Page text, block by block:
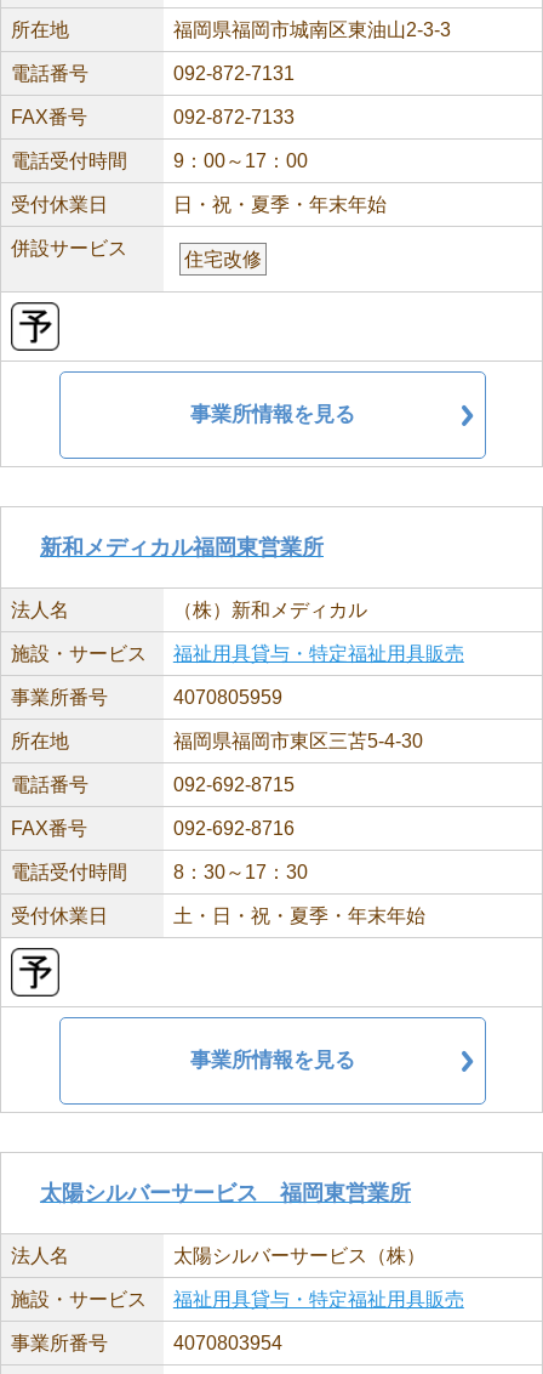
所在地 福岡県福岡市城南区東油山2-3-3
電話番号 092-872-7131
FAX番号 092-872-7133
電話受付時間 9：00～17：00
受付休業日 日・祝・夏季・年末年始
併設サービス
住宅改修
事業所情報を見る
新和メディカル福岡東営業所
法人名 （株）新和メディカル
施設・サービス 福祉用具貸与・特定福祉用具販売
事業所番号 4070805959
所在地 福岡県福岡市東区三苫5-4-30
電話番号 092-692-8715
FAX番号 092-692-8716
電話受付時間 8：30～17：30
受付休業日 土・日・祝・夏季・年末年始
事業所情報を見る
太陽シルバーサービス 福岡東営業所
法人名 太陽シルバーサービス（株）
施設・サービス 福祉用具貸与・特定福祉用具販売
事業所番号 4070803954